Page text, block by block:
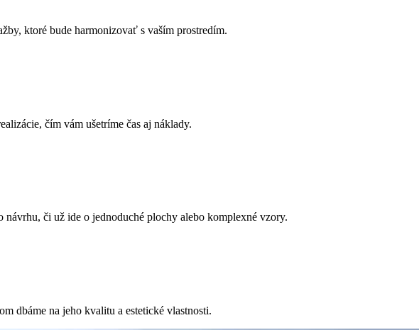
ktoré bude harmonizovať s vaším prostredím.
čím vám ušetríme čas aj náklady.
či už ide o jednoduché plochy alebo komplexné vzory.
dbáme na jeho kvalitu a estetické vlastnosti.